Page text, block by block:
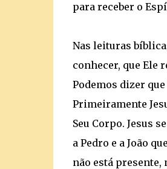
para receber o
Nas leituras
conhecer, que Ele
Podemos dizer
Primeiramente
Seu Corpo. Jesus
a Pedro e a João
não está presente,